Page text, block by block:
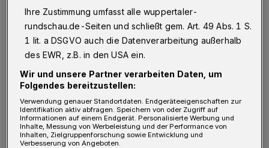
G egen 16 Uhr hatten Anwohnerinnen und
Anwohner in der Tiergartenstraße eine
Rauchentwicklung im Dachfirst eines
Gebäudes bemerkt. Gleichzeitig waren die
Rauchmelder angesprungen. Deshalb verließen
die Betroffenen umgehend das Haus und
alarmierten die Einsatzkräfte.
Ihre Zustimmung umfasst alle wuppertaler-
rundschau.de-Seiten und schließt gem. Art. 49 Abs. 1 S.
1 lit. a DSGVO auch die Datenverarbeitung außerhalb
des EWR, z.B. in den USA ein.
Wir und unsere Partner verarbeiten Daten, um
Folgendes bereitzustellen:
Verwendung genauer Standortdaten. Endgeräteeigenschaften zur
Identifikation aktiv abfragen. Speichern von oder Zugriff auf
Informationen auf einem Endgerät. Personalisierte Werbung und
Inhalte, Messung von Werbeleistung und der Performance von
Inhalten, Zielgruppenforschung sowie Entwicklung und
Verbesserung von Angeboten.